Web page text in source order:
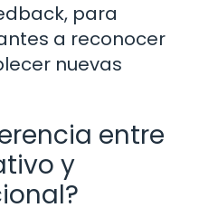
para
a reconocer
nuevas
entre
y